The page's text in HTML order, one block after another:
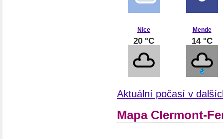
Nice
20 °C
Mende
14 °C
Aktuální počasí v
Mapa Clermont-